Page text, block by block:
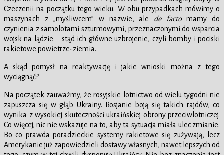
Czeczenii na początku tego wieku. W obu przypadkach mówimy o
maszynach z „myśliwcem” w nazwie, ale de factomamy do
czynienia z samolotami szturmowymi, przeznaczonymi do wsparcia
wojsk na lądzie – stąd ich główne uzbrojenie, czyli bomby i pociski
rakietowe powietrze-ziemia.
A skąd pomysł na reaktywację i jakie wnioski można z tego
wyciągnąć?
Na początek zauważmy, że rosyjskie lotnictwo od wielu tygodni nie
zapuszcza się w głąb Ukrainy. Rosjanie boją się takich rajdów, co
wynika z wysokiej skuteczności ukraińskiej obrony przeciwlotniczej.
Co więcej, nic nie wskazuje na to, aby ta sytuacja miała ulec zmianie.
Bo co prawda poradzieckie systemy rakietowe się zużywają, lecz
Amerykanie już zapowiedzieli dostawy własnych, nawet lepszych od